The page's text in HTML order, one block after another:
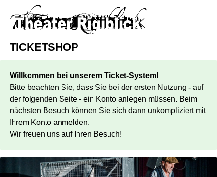
TICKETSHOP
Willkommen bei unserem Ticket-System!
Bitte beachten Sie, dass Sie bei der ersten Nutzung - auf
der folgenden Seite - ein Konto anlegen müssen. Beim
nächsten Besuch können Sie sich dann unkompliziert mit
Ihrem Konto anmelden.
Wir freuen uns auf Ihren Besuch!